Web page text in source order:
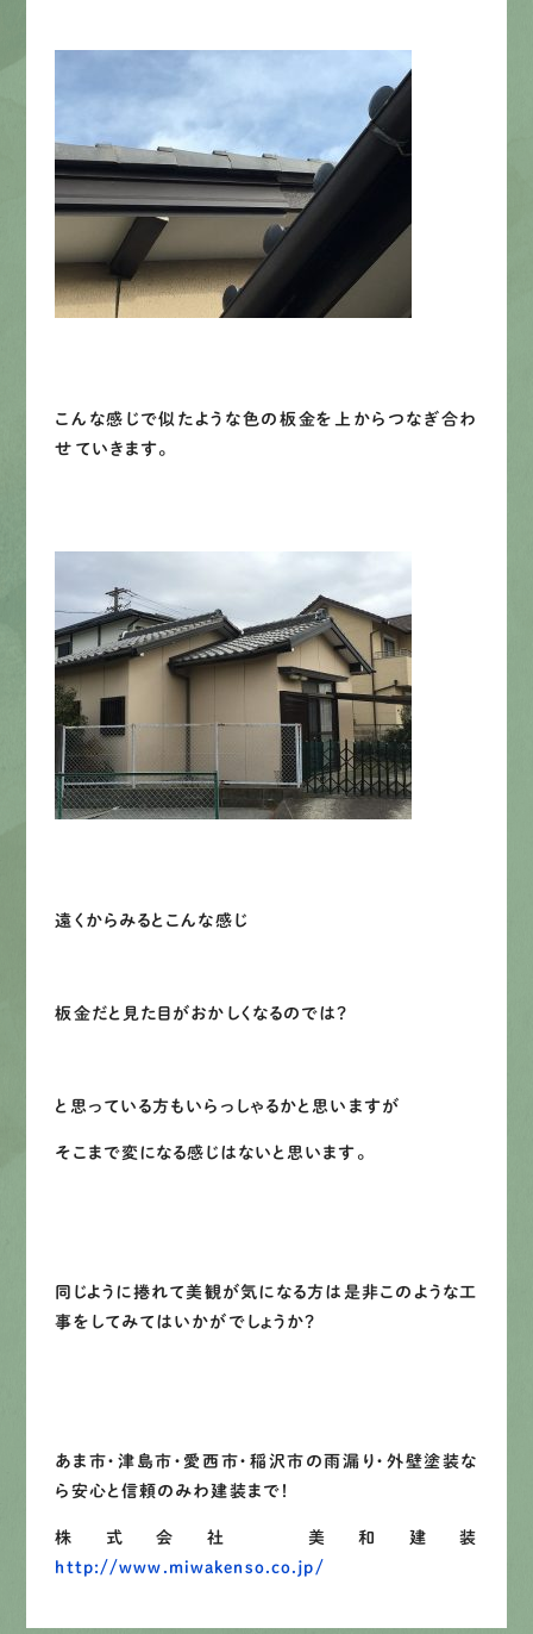
こんな感じで似たような色の板金を上からつなぎ合わ
せていきます。
遠くからみるとこんな感じ
板金だと見た目がおかしくなるのでは？
と思っている方もいらっしゃるかと思いますが
そこまで変になる感じはないと思います。
同じように捲れて美観が気になる方は是非このような工
事をしてみてはいかがでしょうか？
あま市・津島市・愛西市・稲沢市の雨漏り・外壁塗装な
ら安心と信頼のみわ建装まで！
株式会社 美和建装
http://www.miwakenso.co.jp/